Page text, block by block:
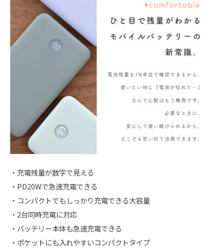
・充電残量が数字で見える
・PD20Wで急速充電できる
・コンパクトでもしっかり充電できる大容量
・2台同時充電に対応
・バッテリー本体も急速充電できる
・ポケットにも入れやすいコンパクトタイプ